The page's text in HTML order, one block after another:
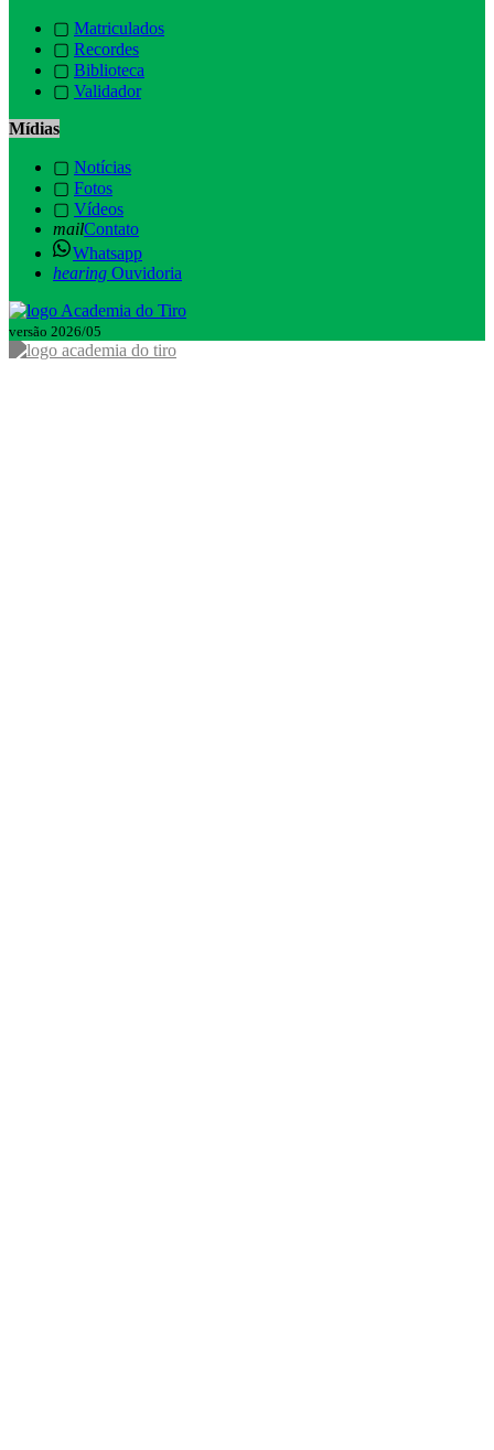
▢ Matriculados
▢ Recordes
▢ Biblioteca
▢ Validador
Mídias
▢ Notícias
▢ Fotos
▢ Vídeos
mailContato
Whatsapp
hearing Ouvidoria
versão 2026/05